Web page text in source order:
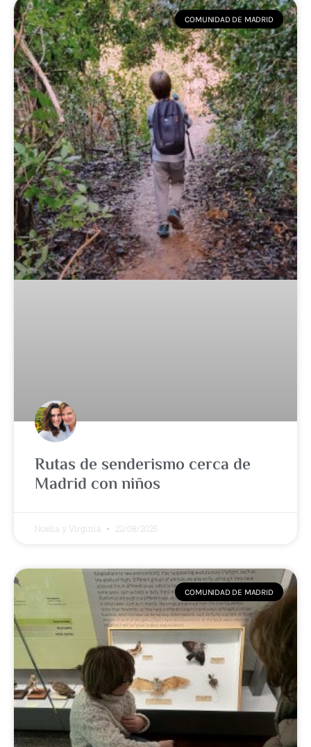
COMUNIDAD DE MADRID
Rutas de senderismo cerca de
Madrid con niños
Noelia y Virginia 22/08/2025
COMUNIDAD DE MADRID